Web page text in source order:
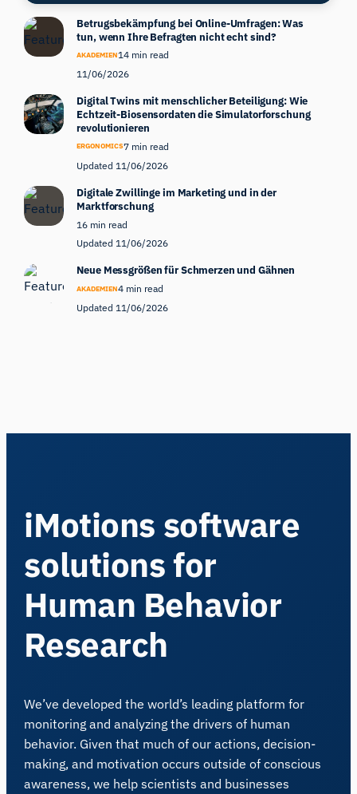
Betrugsbekämpfung bei Online-Umfragen: Was
tun, wenn Ihre Befragten nicht echt sind?
AKADEMIEN14 min read
11/06/2026
Digital Twins mit menschlicher Beteiligung: Wie
Echtzeit-Biosensordaten die Simulatorforschung
revolutionieren
ERGONOMICS7 min read
Updated 11/06/2026
Digitale Zwillinge im Marketing und in der
Marktforschung
16 min read
Updated 11/06/2026
Neue Messgrößen für Schmerzen und Gähnen
AKADEMIEN4 min read
Updated 11/06/2026
iMotions software
solutions for
Human Behavior
Research
We’ve developed the world’s leading platform for
monitoring and analyzing the drivers of human
behavior. Given that much of our actions, decision-
making, and motivation occurs outside of conscious
awareness, we help scientists and businesses